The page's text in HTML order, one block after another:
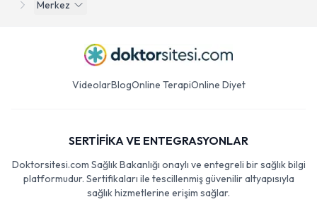
Merkez
VideolarBlogOnline TerapiOnline Diyet
SERTİFİKA VE ENTEGRASYONLAR
Doktorsitesi.com Sağlık Bakanlığı onaylı ve entegreli bir sağlık bilgi
platformudur. Sertifikaları ile tescillenmiş güvenilir altyapısıyla
sağlık hizmetlerine erişim sağlar.